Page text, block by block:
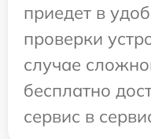
приедет в
проверки
случае
бесплатно
сервис в